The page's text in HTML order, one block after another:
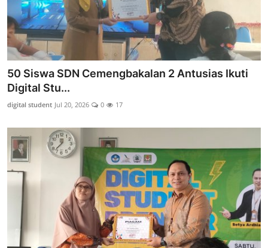
50 Siswa SDN Cemengbakalan 2 Antusias Ikuti
Digital Stu...
digital student Jul 20, 2026 0 17